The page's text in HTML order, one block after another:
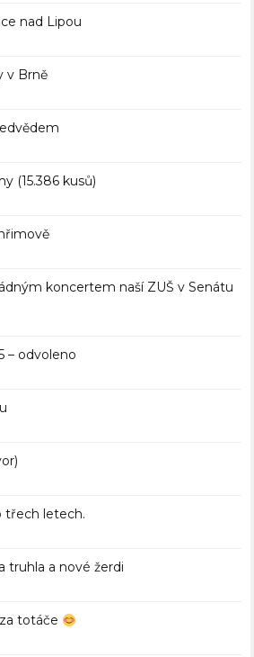
nad Lipou
v Brně
(15.386 kusů)
koncertem naší ZUŠ v Senátu
– odvoleno
třech letech.
truhla a nové žerdi
totáče